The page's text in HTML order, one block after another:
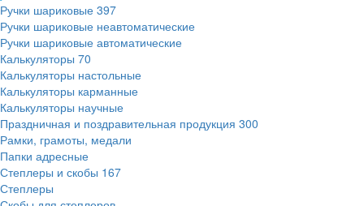
Ручки шариковые 397
Ручки шариковые неавтоматические
Ручки шариковые автоматические
Калькуляторы 70
Калькуляторы настольные
Калькуляторы карманные
Калькуляторы научные
Праздничная и поздравительная продукция 300
Рамки, грамоты, медали
Папки адресные
Степлеры и скобы 167
Степлеры